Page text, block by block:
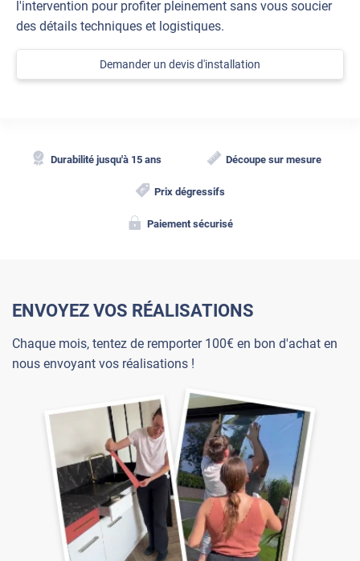
l'intervention pour profiter pleinement sans vous soucier
des détails techniques et logistiques.
Demander un devis d'installation
Durabilité jusqu'à 15 ans Découpe sur mesure
Prix dégressifs
Paiement sécurisé
ENVOYEZ VOS RÉALISATIONS
Chaque mois, tentez de remporter 100€ en bon d'achat en
nous envoyant vos réalisations !